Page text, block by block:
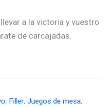
a la victoria y vuestro
de carcajadas.
, Filler, Juegos de mesa,